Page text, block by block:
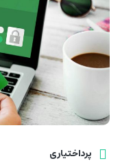
پرداختیاری